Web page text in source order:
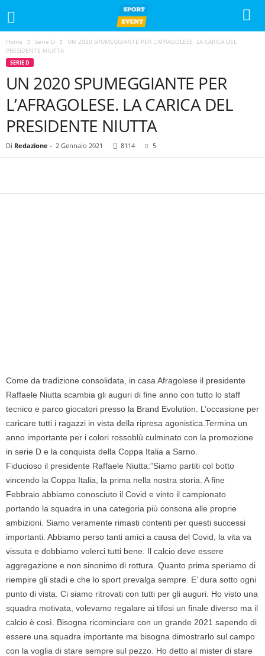
Home Serie D
UN 2020 SPUMEGGIANTE PER L’AFRAGOLESE. LA CARICA DEL
PRESIDENTE NIUTTA
SERIE D
UN 2020 SPUMEGGIANTE PER
L’AFRAGOLESE. LA CARICA DEL
PRESIDENTE NIUTTA
Di Redazione - 2 Gennaio 2021 8114 5
Come da tradizione consolidata, in casa Afragolese il presidente
Raffaele Niutta scambia gli auguri di fine anno con tutto lo staff
tecnico e parco giocatori presso la Brand Evolution. L’occasione per
caricare tutti i ragazzi in vista della ripresa agonistica.Termina un
anno importante per i colori rossoblù culminato con la promozione
in serie D e la conquista della Coppa Italia a Sarno.
Fiducioso il presidente Raffaele Niutta:”Siamo partiti col botto
vincendo la Coppa Italia, la prima nella nostra storia. A fine
Febbraio abbiamo conosciuto il Covid e vinto il campionato
portando la squadra in una categoria più consona alle proprie
ambizioni. Siamo veramente rimasti contenti per questi successi
importanti. Abbiamo perso tanti amici a causa del Covid, la vita va
vissuta e dobbiamo volerci tutti bene. Il calcio deve essere
aggregazione e non sinonimo di rottura. Quanto prima speriamo di
riempire gli stadi e che lo sport prevalga sempre. E’ dura sotto ogni
punto di vista. Ci siamo ritrovati con tutti per gli auguri. Ho visto una
squadra motivata, volevamo regalare ai tifosi un finale diverso ma il
calcio è così. Bisogna ricominciare con un grande 2021 sapendo di
essere una squadra importante ma bisogna dimostrarlo sul campo
con la voglia di stare sempre sul pezzo. Ho detto al mister di stare